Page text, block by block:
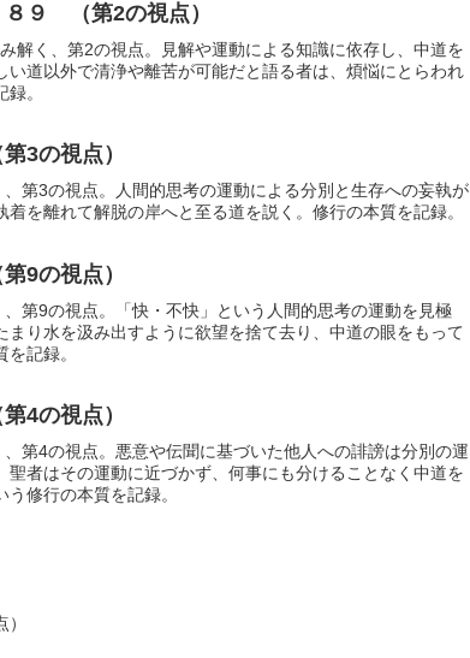
９ （第2の視点）
解く、第2の視点。見解や運動による知識に依存し、中道を
道以外で清浄や離苦が可能だと語る者は、煩悩にとらわれ
。
3の視点）
第3の視点。人間的思考の運動による分別と生存への妄執が
を離れて解脱の岸へと至る道を説く。修行の本質を記録。
9の視点）
第9の視点。「快・不快」という人間的思考の運動を見極
り水を汲み出すように欲望を捨て去り、中道の眼をもって
記録。
4の視点）
第4の視点。悪意や伝聞に基づいた他人への誹謗は分別の運
者はその運動に近づかず、何事にも分けることなく中道を
修行の本質を記録。